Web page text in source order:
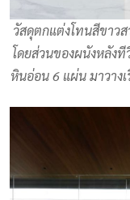
วัสดุตกแต่งโทนสีขาวส
โดยส่วนของผนังหลัง
หินอ่อน 6 แผ่น มาวาง